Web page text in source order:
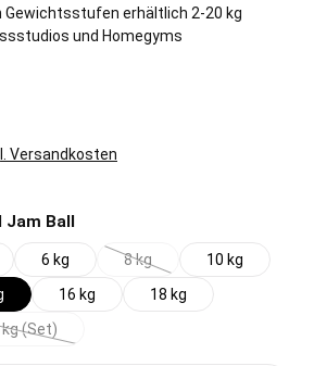
Gewichtsstufen erhältlich 2-20 kg
und Homegyms
Versandkosten
Jam Ball
6 kg 8 kg
(Diese Option ist zurzeit
10 kg
16 kg
18 kg
(Set)
(Diese Option ist zurzeit nicht verfügbar.)